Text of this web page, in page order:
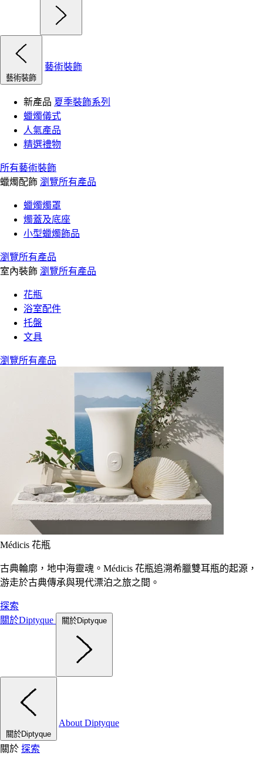
藝術裝飾
藝術裝飾
新產品 夏季裝飾系列
蠟燭儀式
人氣產品
精選禮物
所有藝術裝飾
蠟燭配飾 瀏覽所有產品
蠟燭燭罩
燭蓋及底座
小型蠟燭飾品
瀏覽所有產品
室內裝飾 瀏覽所有產品
花瓶
浴室配件
托盤
文具
瀏覽所有產品
Médicis 花瓶
古典輪廓，地中海靈魂。Médicis 花瓶追溯希臘雙耳瓶的起源，
游走於古典傳承與現代漂泊之旅之間。
探索
關於Diptyque
關於Diptyque
關於Diptyque
About Diptyque
關於 探索